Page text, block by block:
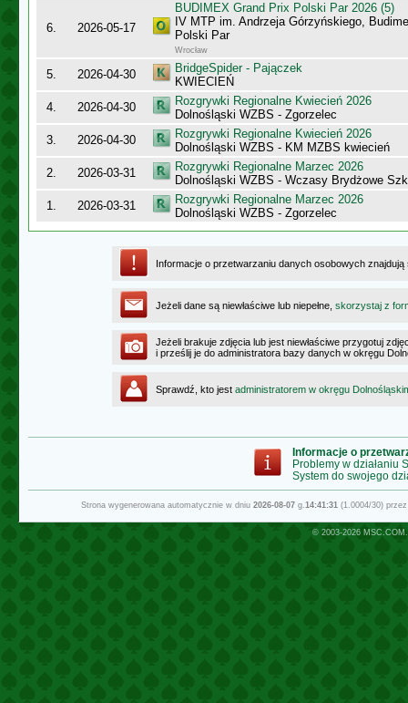
6. 2026-05-17
BUDIMEX Grand Prix Polski Par 2026 (5)
IV MTP im. Andrzeja Górzyńskiego,
Polski Par
Wrocław
5. 2026-04-30
BridgeSpider - Pajączek
KWIECIEŃ
4.
2026-04-30
Rozgrywki Regionalne Kwiecień 2026
Dolnośląski WZBS - Zgorzelec
3.
2026-04-30
Rozgrywki Regionalne Kwiecień 2026
Dolnośląski WZBS - KM MZBS kwiecień
2.
2026-03-31
Rozgrywki Regionalne Marzec 2026
Dolnośląski WZBS - Wczasy Brydżowe
1.
2026-03-31
Rozgrywki Regionalne Marzec 2026
Dolnośląski WZBS - Zgorzelec
Informacje o przetwarzaniu danych osobowych
Jeżeli dane są niewłaściwe lub niepełne, skorzystaj z
Jeżeli brakuje zdjęcia lub jest niewłaściwe przygotuj
i prześlij je do administratora bazy danych w okręgu
Sprawdź, kto jest administratorem w okręgu
Informacje o
Problemy w działaniu
System do swojego
Strona wygenerowana automatycznie w dniu 2026-08-07g.14:41:31(1.0004/30)
© 2003-2026